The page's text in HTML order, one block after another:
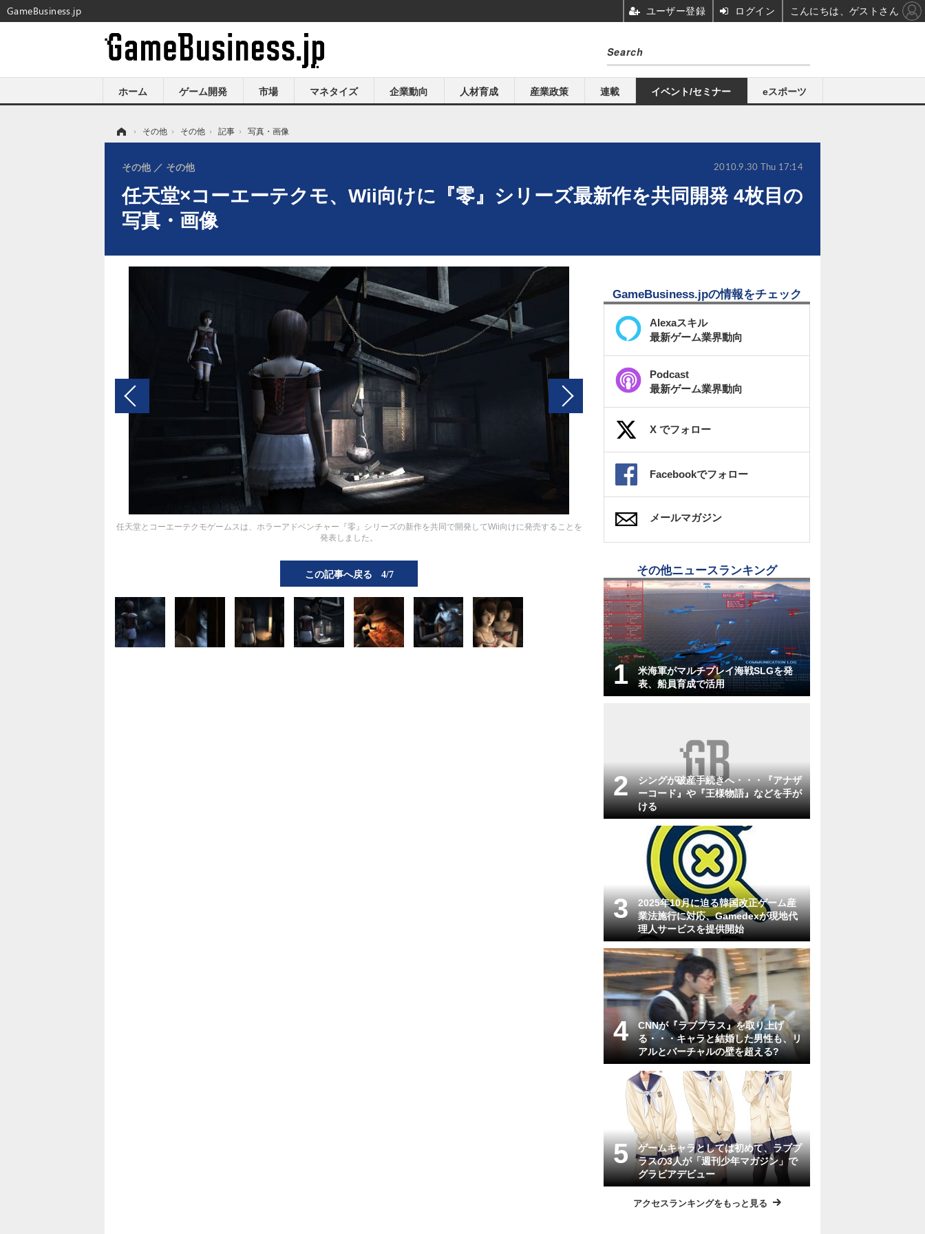
ホーム ゲーム開発 市場 マネタイズ 企業動向 人材育成 産業政策 連載 イベント/セミナー eスポーツ
› その他 › その他 › 記事 › 写真・画像
任天堂×コーエーテクモ、Wii向けに『零』シリーズ最新作を共同開発 4枚目の
写真・画像
その他 その他 2010.9.30 Thu 17:14
任天堂とコーエーテクモゲームスは、ホラーアドベンチャー『零』シリーズの新作を共同で開発してWii向けに発売することを
発表しました。
この記事へ戻る 4/7
GameBusiness.jpの情報をチェック
Alexaスキル
最新ゲーム業界動向
Podcast
最新ゲーム業界動向
X でフォロー
Facebookでフォロー
メールマガジン
その他ニュースランキング
米海軍がマルチプレイ海戦SLGを発
表、船員育成で活用
シングが破産手続きへ・・・『アナザ
ーコード』や『王様物語』などを手が
ける
2025年10月に迫る韓国改正ゲーム産
業法施行に対応、Gamedexが現地代
理人サービスを提供開始
CNNが『ラブプラス』を取り上げ
る・・・キャラと結婚した男性も、リ
アルとバーチャルの壁を超える?
ゲームキャラとしては初めて、ラブプ
ラスの3人が「週刊少年マガジン」で
グラビアデビュー
アクセスランキングをもっと見る
GameBusiness.jp ユーザー登録 ログイン こんにちは、ゲストさん